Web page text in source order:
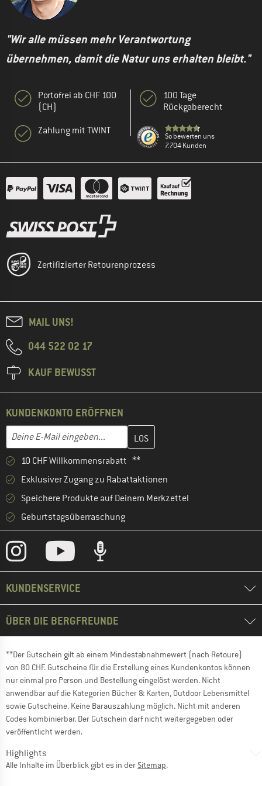
"Wir alle müssen mehr Verantwortung
übernehmen, damit die Natur uns erhalten bleibt."
Portofrei ab CHF 100
(CH)
Zahlung mit TWINT
100 Tage
Rückgaberecht
So bewerten uns
7.704 Kunden
Zertifizierter Retourenprozess
MAIL UNS!
044 522 02 17
KAUF BEWUSST
KUNDENKONTO ERÖFFNEN
E-Mail-Adresse
Gib hier deine E-Mail-Adresse ein und erstelle im nächsten
10 CHF Willkommensrabatt **
Exklusiver Zugang zu Rabattaktionen
Speichere Produkte auf Deinem Merkzettel
Geburtstagsüberraschung
KUNDENSERVICE
ÜBER DIE BERGFREUNDE
**Der Gutschein gilt ab einem Mindestabnahmewert (nach Retoure)
von 80 CHF. Gutscheine für die Erstellung eines Kundenkontos können
nur einmal pro Person und Bestellung eingelöst werden. Nicht
anwendbar auf die Kategorien Bücher & Karten, Outdoor Lebensmittel
sowie Gutscheine. Keine Barauszahlung möglich. Nicht mit anderen
Codes kombinierbar. Der Gutschein darf nicht weitergegeben oder
veröffentlicht werden.
Highlights
Alle Inhalte im Überblick gibt es in der Sitemap.